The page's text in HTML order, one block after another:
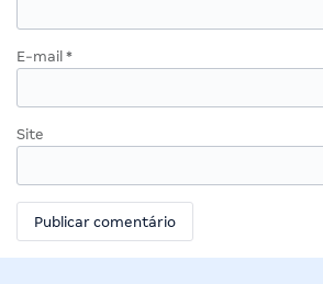
E-mail *
Site